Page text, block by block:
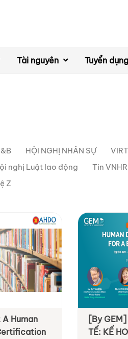
Tài nguyên Tuyển dụng
HỘI NGHỊ NHÂN SỰ
nghị Luật lao động Tin VNHR
Z
Human
[By GEM]
TẾ: KẾ